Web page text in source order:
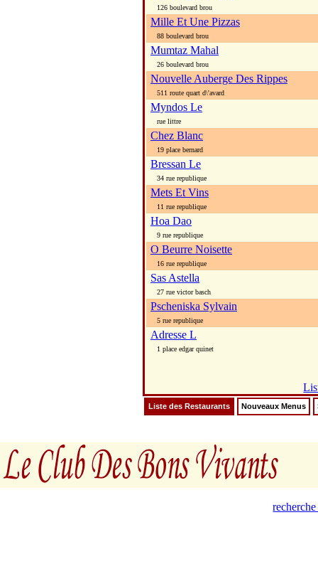
126 boulevard brou
Mille Et Une Pizzas
88 boulevard brou
Mumtaz Mahal
26 boulevard brou
Nouvelle Auberge Des Rippes
511 route quart d\'avard
Myndos Le
rue littre
Chez Blanc
19 place bernard
Bressan Le
34 rue republique
Mets Et Vins
11 rue republique
Hoa Dao
9 rue republique
O Beurre Noisette
16 rue republique
Sas Astella
27 rue victor basch
Pscheniska Sylvain
5 rue republique
Adresse L
1 place edgar quinet
Liste des Restaurants Nouveaux Menus